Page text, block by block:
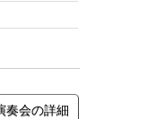
奏会の詳細